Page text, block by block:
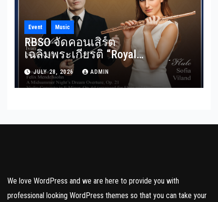
Event Music
RBSO จัดคอนเสิร์ต
เฉลิมพระเกียรติ “Royal
Benevolence” รวมบทประพันธ์
อมตะจาก Mendelssohn และ
Rimsky-Korsakov 31 กรกฎาคมนี้
JULY 28, 2026 ADMIN
We love WordPress and we are here to provide you with
professional looking WordPress themes so that you can take your